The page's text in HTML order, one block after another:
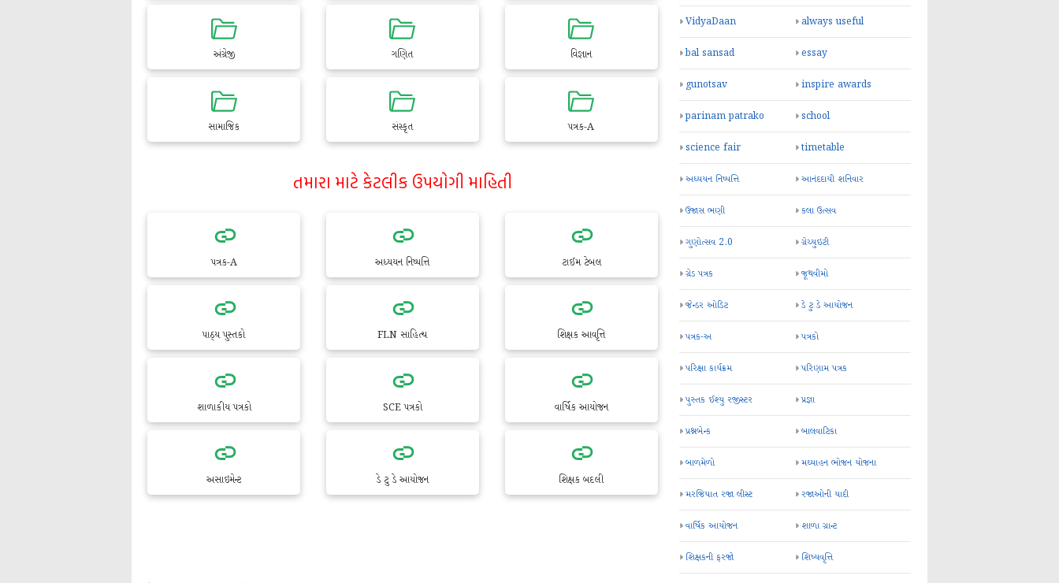
અંગ્રેજી ગણિત વિજ્ઞાન
સામાજિક સંસ્કૃત પત્રક-A
તમારા માટે કેટલીક ઉપયોગી માહિતી
પત્રક-A અધ્યયન નિષ્પત્તિ ટાઈમ ટેબલ
પાઠ્ય પુસ્તકો FLN સાહિત્ય શિક્ષક આવૃત્તિ
શાળાકીય પત્રકો SCE પત્રકો વાર્ષિક આયોજન
અસાઇમેન્ટ ડે ટુ ડે આયોજન શિક્ષક બદલી
VidyaDaan always useful
bal sansad essay
gunotsav inspire awards
parinam patrako school
science fair timetable
અધ્યયન નિષ્પત્તિ આનંદદાયી શનિવાર
ઉજાસ ભણી કલા ઉત્સવ
ગુણોત્સવ 2.0 ગ્રેચ્યુઇટી
ગ્રેડ પત્રક જૂથવીમો
જેન્ડર ઓડિટ ડે ટુ ડે આયોજન
પત્રક-અ પત્રકો
પરિક્ષા કાર્યક્રમ પરિણામ પત્રક
પુસ્તક ઈશ્યુ રજીસ્ટર પ્રજ્ઞા
પ્રશ્નબેન્ક બાલવાટિકા
બાળમેળો મઘ્યાહન ભોજન યોજના
મરજિયાત રજા લીસ્ટ રજાઓની યાદી
વાર્ષિક આયોજન શાળા ગ્રાન્ટ
શિક્ષકની ફરજો શિષ્યવૃત્તિ